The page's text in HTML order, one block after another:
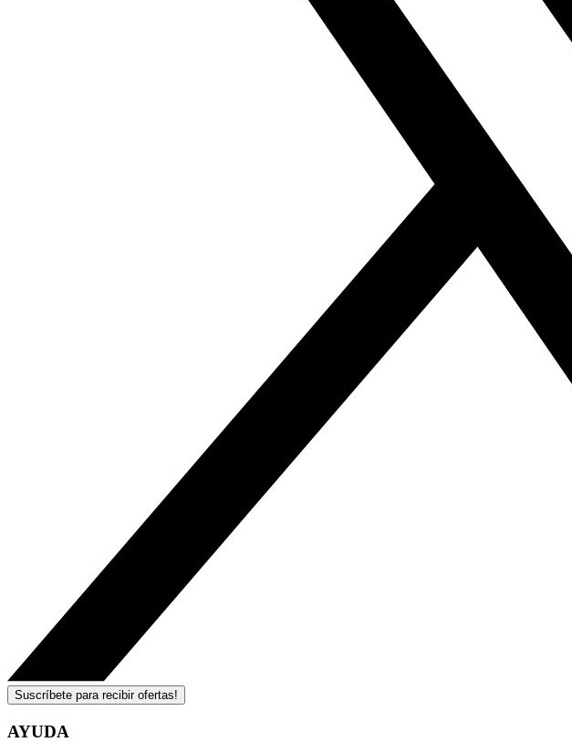
Suscríbete para recibir ofertas!
AYUDA